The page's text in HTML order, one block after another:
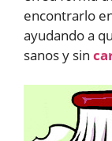
encontrarlo
ayudando a
sanos y sin